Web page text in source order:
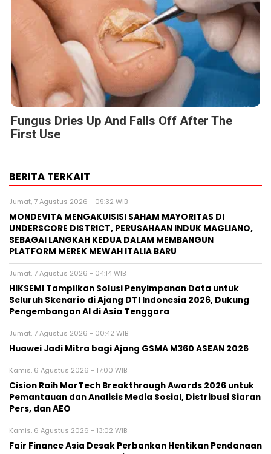
Fungus Dries Up And Falls Off After The
First Use
BERITA TERKAIT
Jumat, 7 Agustus 2026 - 09:32 WIB
MONDEVITA MENGAKUISISI SAHAM MAYORITAS DI
UNDERSCORE DISTRICT, PERUSAHAAN INDUK MAGLIANO,
SEBAGAI LANGKAH KEDUA DALAM MEMBANGUN
PLATFORM MEREK MEWAH ITALIA BARU
Jumat, 7 Agustus 2026 - 04:14 WIB
HIKSEMI Tampilkan Solusi Penyimpanan Data untuk
Seluruh Skenario di Ajang DTI Indonesia 2026, Dukung
Pengembangan AI di Asia Tenggara
Jumat, 7 Agustus 2026 - 00:42 WIB
Huawei Jadi Mitra bagi Ajang GSMA M360 ASEAN 2026
Kamis, 6 Agustus 2026 - 17:00 WIB
Cision Raih MarTech Breakthrough Awards 2026 untuk
Pemantauan dan Analisis Media Sosial, Distribusi Siaran
Pers, dan AEO
Kamis, 6 Agustus 2026 - 13:02 WIB
Fair Finance Asia Desak Perbankan Hentikan Pendanaan